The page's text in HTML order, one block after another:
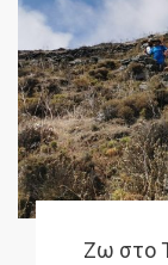
Ζω στο